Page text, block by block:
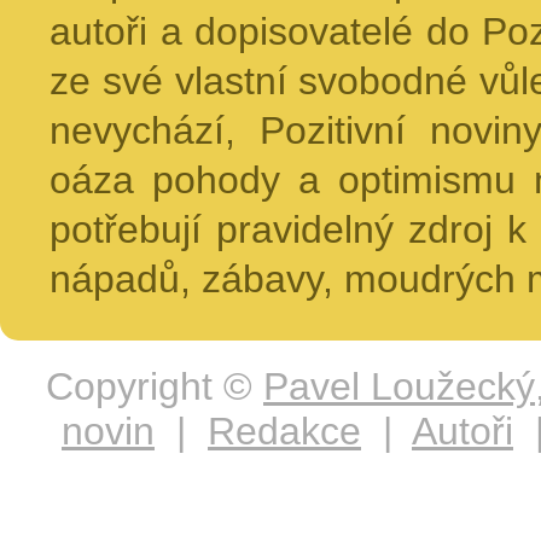
autoři a dopisovatelé do
ze své vlastní svobodné
nevychází, Pozitivní
oáza pohody a
potřebují pravidelný zdroj
nápadů, zábavy, moudrých
Copyright © Pavel Loužecký
novin | Redakce | Autoři